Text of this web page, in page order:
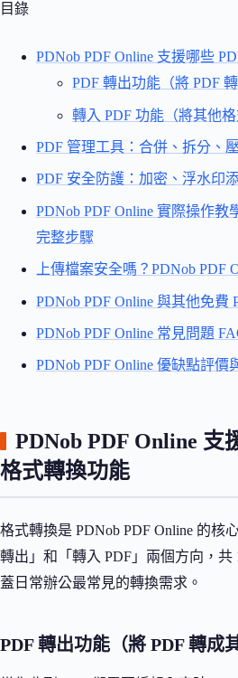
目錄
PDNob PDF Online 支援哪些
PDF 轉出功能（將 PDF
轉入 PDF 功能（將其他格
PDF 管理工具：合併、拆分、
PDF 安全防護：加密、浮水印
PDNob PDF Online 實際操作教
完整步驟
上傳檔案安全嗎？PDNob PDF
PDNob PDF Online 與其他免費
PDNob PDF Online 常見問題
PDNob PDF Online 優缺點評價
PDNob PDF Online 支
格式轉換功能
格式轉換是 PDNob PDF Online 的核
轉出」和「轉入 PDF」兩個方向，共
蓋日常辦公最常見的轉換需求。
PDF 轉出功能（將 PDF 轉成